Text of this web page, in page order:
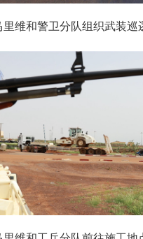
维和警卫分队组织武装巡